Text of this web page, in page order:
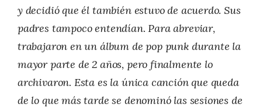
y decidió que él también estuvo de acuerdo. Sus
padres tampoco entendían. Para abreviar,
trabajaron en un álbum de pop punk durante la
mayor parte de 2 años, pero finalmente lo
archivaron. Esta es la única canción que queda
de lo que más tarde se denominó las sesiones de